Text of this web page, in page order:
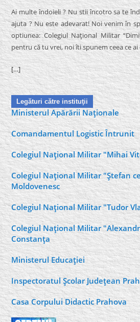
Ai multe îndoieli ? Nu stii încotro sa te
ajuta ? Nu este adevarat! Noi venim în
optiunea: Colegiul Naţional Militar
pentru că tu vrei, noi îti spunem ceea ce ai
[…]
Legături către instituţii
Ministerul Apărării Naţionale
Comandamentul Logistic Întrunit
Colegiul Naţional Militar "Mihai
Colegiul Naţional Militar "Ştefan
Moldovenesc
Colegiul Naţional Militar "Tudor
Colegiul Naţional Militar
Constanţa
Ministerul Educaţiei
Inspectoratul Şcolar Judeţean
Casa Corpului Didactic Prahova